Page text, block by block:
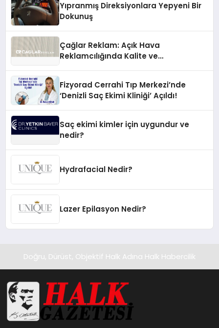
Yıpranmış Direksiyonlara Yepyeni Bir
Dokunuş
Çağlar Reklam: Açık Hava
Reklamcılığında Kalite ve
Fizyorad Cerrahi Tıp Merkezi’nde
‘Denizli Saç Ekimi Kliniği’ Açıldı!
Saç ekimi kimler için uygundur ve
nedir?
Hydrafacial Nedir?
Lazer Epilasyon Nedir?
Doğru, Dürüst, Objektif Halk Adına Halk Habercilik